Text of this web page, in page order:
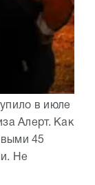
в июле
Алерт. Как
45
Не